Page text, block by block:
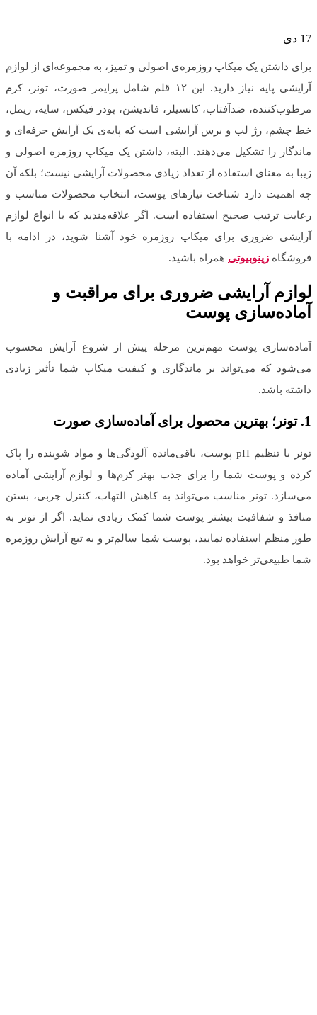
17 دی
برای داشتن یک میکاپ روزمره‌ی اصولی و تمیز، به مجموعه‌ای از لوازم
آرایشی پایه نیاز دارید. این ۱۲ قلم شامل پرایمر صورت، تونر، کرم
مرطوب‌کننده، ضدآفتاب، کانسیلر، فاندیشن، پودر فیکس، سایه، ریمل،
خط چشم، رژ لب و برس آرایشی است که پایه‌ی یک آرایش حرفه‌ای و
ماندگار را تشکیل می‌دهند. البته، داشتن یک میکاپ روزمره اصولی و
زیبا به معنای استفاده از تعداد زیادی محصولات آرایشی نیست؛ بلکه آن
چه اهمیت دارد شناخت نیازهای پوست، انتخاب محصولات مناسب و
رعایت ترتیب صحیح استفاده است. اگر علاقه‌مندید که با انواع لوازم
آرایشی ضروری برای میکاپ روزمره خود آشنا شوید، در ادامه با
فروشگاه زینوبیوتی همراه باشید.
لوازم آرایشی ضروری برای مراقبت و
آماده‌سازی پوست
آماده‌سازی پوست مهم‌ترین مرحله پیش از شروع آرایش محسوب
می‌شود که می‌تواند بر ماندگاری و کیفیت میکاپ شما تأثیر زیادی
داشته باشد.
1. تونر؛ بهترین محصول برای آماده‌سازی صورت
تونر با تنظیم pH پوست، باقی‌مانده آلودگی‌ها و مواد شوینده را پاک
کرده و پوست شما را برای جذب بهتر کرم‌ها و لوازم آرایشی آماده
می‌سازد. تونر مناسب می‌تواند به کاهش التهاب، کنترل چربی، بستن
منافذ و شفافیت بیشتر پوست شما کمک زیادی نماید. اگر از تونر به
طور منظم استفاده نمایید، پوست شما سالم‌تر و به تبع آرایش روزمره
شما طبیعی‌تر خواهد بود.